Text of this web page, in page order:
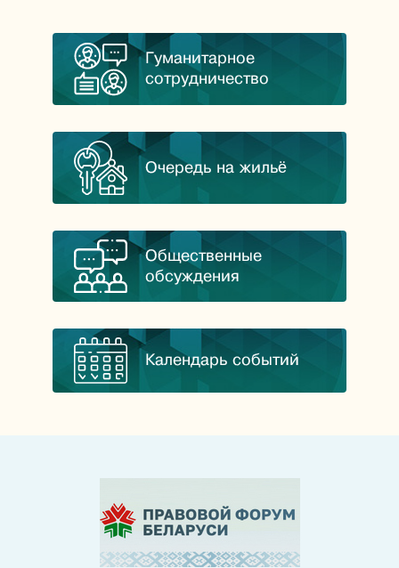
Гуманитарное
сотрудничество
Очередь на жильё
Общественные
обсуждения
Календарь событий